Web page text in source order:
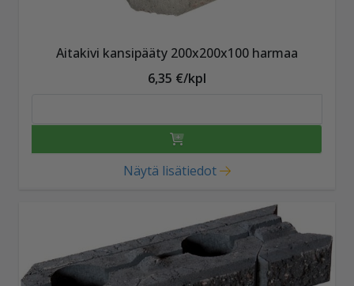
Aitakivi kansipääty 200x200x100 harmaa
6,35 €/kpl
Näytä lisätiedot